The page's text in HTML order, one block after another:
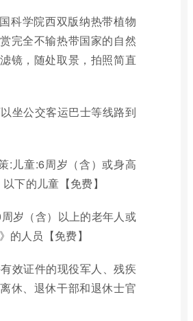
科学院西双版纳热带植物
完全不输热带国家的自然
镜，随处取景，拍照简直
坐公交客运巴士等线路到
:儿童:6周岁（含）或身高
下的儿童【免费】
岁（含）以上的老年人或
的人员【免费】
效证件的现役军人、残疾
休、退休干部和退休士官